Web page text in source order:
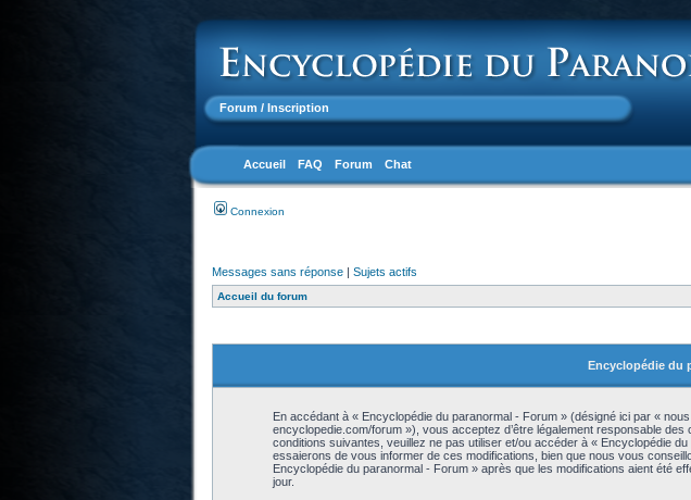
Forum / Inscription
Accueil FAQ Forum Chat
Connexion
Messages sans réponse| Sujets actifs
Accueil du forum
Encyclopédie du
En accédant à « Encyclopédie du paranormal - Forum » (désigné ici par «
encyclopedie.com/forum »), vous acceptez d’être légalement responsable
conditions suivantes, veuillez ne pas utiliser et/ou accéder à « Encyclopédie
essaierons de vous informer de ces modifications, bien que nous vous
Encyclopédie du paranormal - Forum » après que les modifications aient été
jour.